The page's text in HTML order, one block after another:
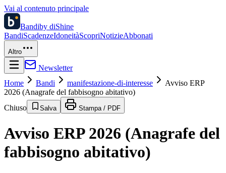
Vai al contenuto principale
Bandiby diShine
BandiScadenzeIdoneitàScopriNotizieAbbonati
Altro
Newsletter
Home
Bandi manifestazione-di-interesse
Avviso ERP
2026 (Anagrafe del fabbisogno abitativo)
Chiuso
Salva Stampa / PDF
Avviso ERP 2026 (Anagrafe del
fabbisogno abitativo)